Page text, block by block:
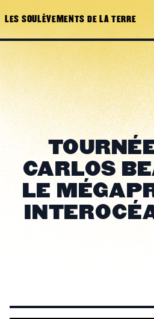
LES SOULÈVEMENTS DE LA TERRE
CARLOS
LE